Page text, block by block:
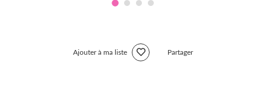
Ajouter à ma liste Partager